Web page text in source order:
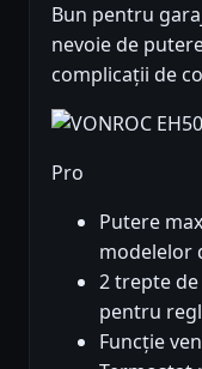
Bun pentru
nevoie de
complicații de
Pro
Putere
modelelor
2 trepte de
pentru
Funcție